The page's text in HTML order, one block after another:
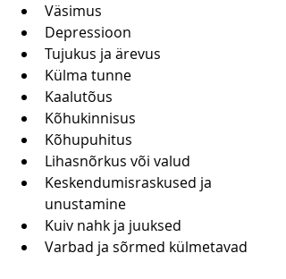
Väsimus
Depressioon
Tujukus ja ärevus
Külma tunne
Kaalutõus
Kõhukinnisus
Kõhupuhitus
Lihasnõrkus või valud
Keskendumisraskused ja
unustamine
Kuiv nahk ja juuksed
Varbad ja sõrmed külmetavad